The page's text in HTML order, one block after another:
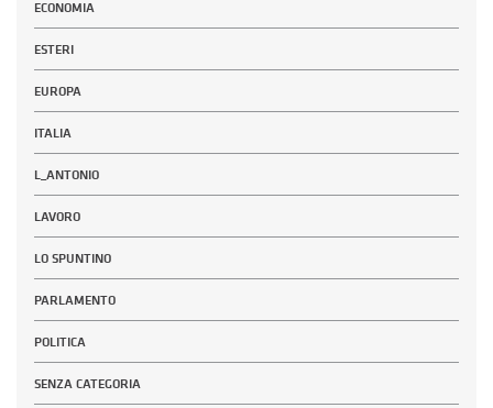
ECONOMIA
ESTERI
EUROPA
ITALIA
L_ANTONIO
LAVORO
LO SPUNTINO
PARLAMENTO
POLITICA
SENZA CATEGORIA